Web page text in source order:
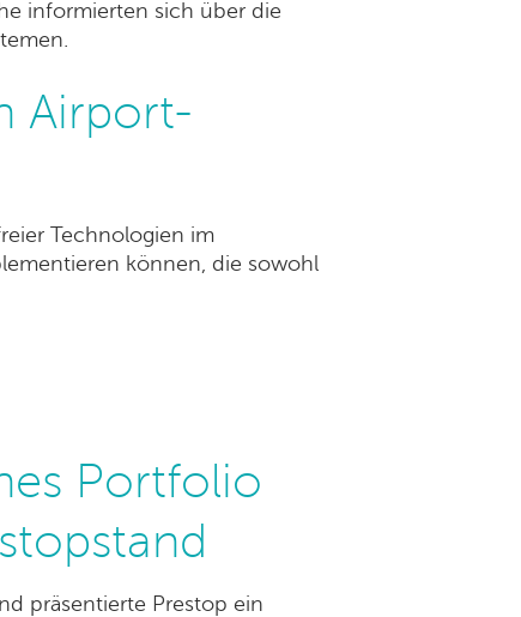
informierten sich über die
Airport-
Technologien im
können, die sowohl
Portfolio
präsentierte Prestop ein